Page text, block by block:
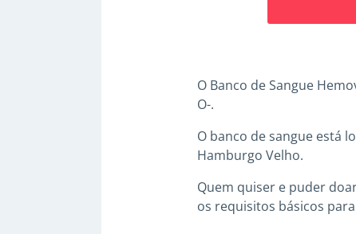
O Banco de Sangue
O-.
O banco de sangue está
Hamburgo Velho.
Quem quiser e puder
os requisitos básicos